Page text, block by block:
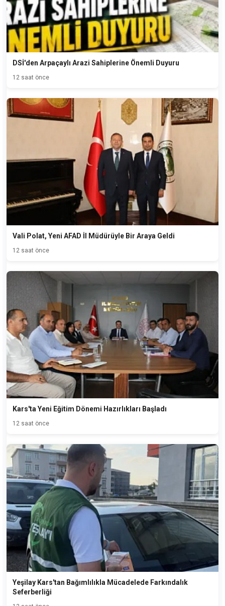
DSİ'den Arpaçaylı Arazi Sahiplerine Önemli Duyuru
12 saat önce
Vali Polat, Yeni AFAD İl Müdürüyle Bir Araya Geldi
12 saat önce
Kars'ta Yeni Eğitim Dönemi Hazırlıkları Başladı
12 saat önce
Yeşilay Kars'tan Bağımlılıkla Mücadelede Farkındalık
Seferberliği